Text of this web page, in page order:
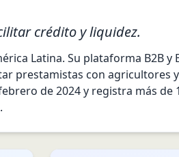
crédito y liquidez.
Latina. Su plataforma B2B y
prestamistas con agricultores
de 2024 y registra más de